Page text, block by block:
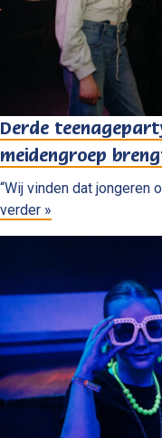
Derde
meidengroep
“Wij vinden dat jongeren
verder »